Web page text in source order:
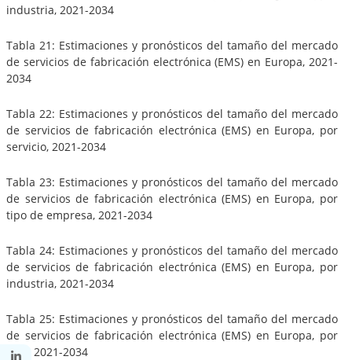
industria, 2021-2034
Tabla 21: Estimaciones y pronósticos del tamaño del mercado
de servicios de fabricación electrónica (EMS) en Europa, 2021-
2034
Tabla 22: Estimaciones y pronósticos del tamaño del mercado
de servicios de fabricación electrónica (EMS) en Europa, por
servicio, 2021-2034
Tabla 23: Estimaciones y pronósticos del tamaño del mercado
de servicios de fabricación electrónica (EMS) en Europa, por
tipo de empresa, 2021-2034
Tabla 24: Estimaciones y pronósticos del tamaño del mercado
de servicios de fabricación electrónica (EMS) en Europa, por
industria, 2021-2034
Tabla 25: Estimaciones y pronósticos del tamaño del mercado
de servicios de fabricación electrónica (EMS) en Europa, por
país, 2021-2034